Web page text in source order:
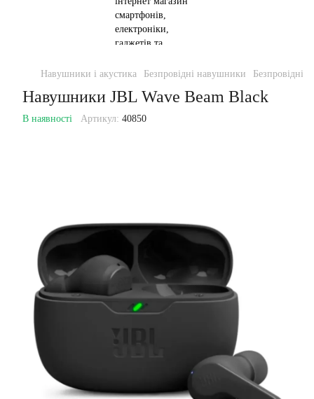
Навушники і акустика Безпровідні навушники Безпровідні
Навушники JBL Wave Beam Black
В наявності Артикул: 40850